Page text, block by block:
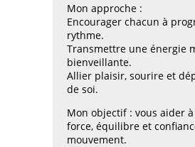
Mon approche :
Encourager chacun à
rythme.
Transmettre une énergie
bienveillante.
Allier plaisir, sourire et
de soi.
Mon objectif : vous aider
force, équilibre et
mouvement.